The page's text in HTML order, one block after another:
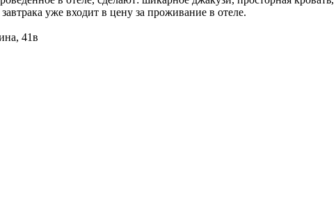
уже входит в цену за проживание в отеле.
41в